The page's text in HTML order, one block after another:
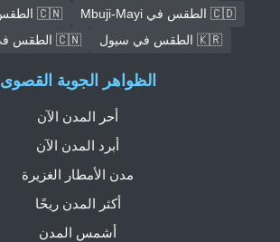
🇨🇩 الطقس في Mbuji-Mayi
🇨🇳 الطقس في Nantong
🇰🇷 الطقس في سيول
🇨🇳 الطقس في أورومتشي
الظواهر الجوية القصوى
أحر المدن الآن
أبرد المدن الآن
مدن الأمطار الغزيرة
أكثر المدن ريحًا
أشمس المدن